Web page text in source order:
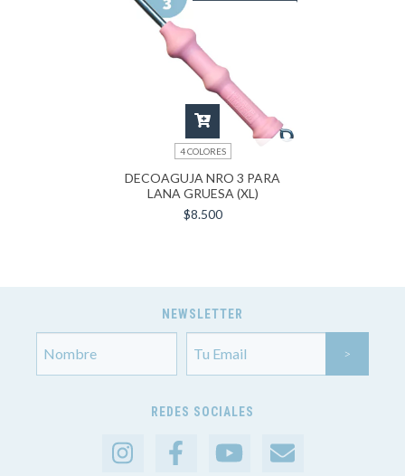
4 COLORES
DECOAGUJA NRO 3 PARA
LANA GRUESA (XL)
$8.500
NEWSLETTER
REDES SOCIALES